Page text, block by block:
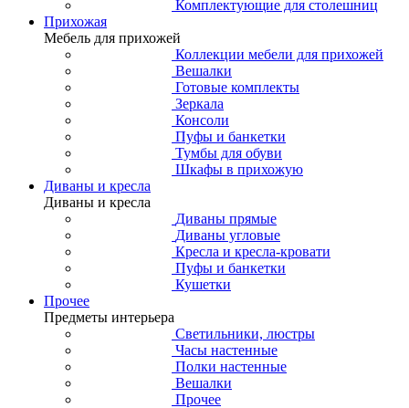
Комплектующие для столешниц
Прихожая
Мебель для прихожей
Коллекции мебели для прихожей
Вешалки
Готовые комплекты
Зеркала
Консоли
Пуфы и банкетки
Тумбы для обуви
Шкафы в прихожую
Диваны и кресла
Диваны и кресла
Диваны прямые
Диваны угловые
Кресла и кресла-кровати
Пуфы и банкетки
Кушетки
Прочее
Предметы интерьера
Светильники, люстры
Часы настенные
Полки настенные
Вешалки
Прочее